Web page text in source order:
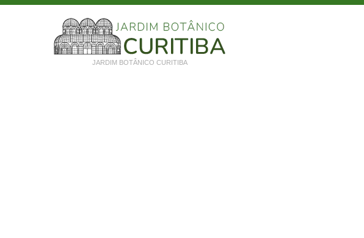
JARDIM BOTÂNICO CURITIBA